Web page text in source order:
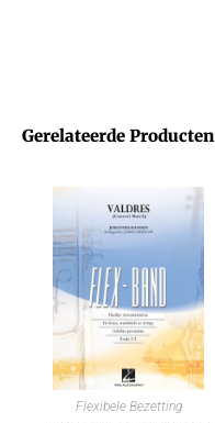
Gerelateerde Producten
Flexibele Bezetting